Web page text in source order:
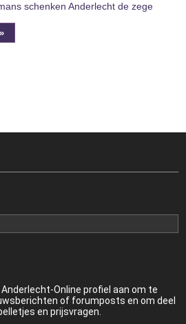
schenken Anderlecht de zege
Online profiel aan om te
of forumposts en om deel
en prijsvragen.